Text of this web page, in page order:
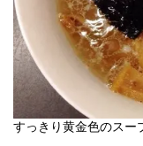
すっきり黄金色のスー